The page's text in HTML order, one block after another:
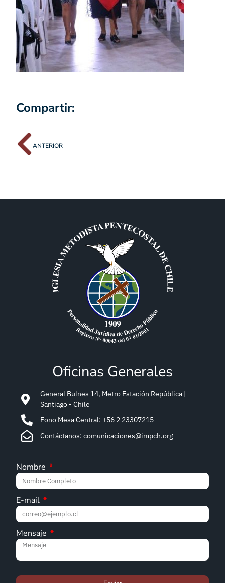
Compartir:
ANTERIOR
Oficinas Generales
General Bulnes 14, Metro Estación República |
Santiago - Chile
Fono Mesa Central: +56 2 23307215
Contáctanos: comunicaciones@impch.org
Nombre
E-mail
Mensaje